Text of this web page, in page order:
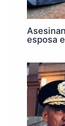
esposa